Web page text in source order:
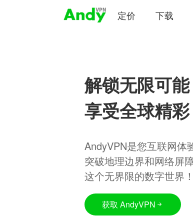
定价 下载
解锁无限可能
享受全球精彩
AndyVPN是您互联网体
突破地理边界和网络屏
这个无界限的数字世界！
获取 AndyVPN